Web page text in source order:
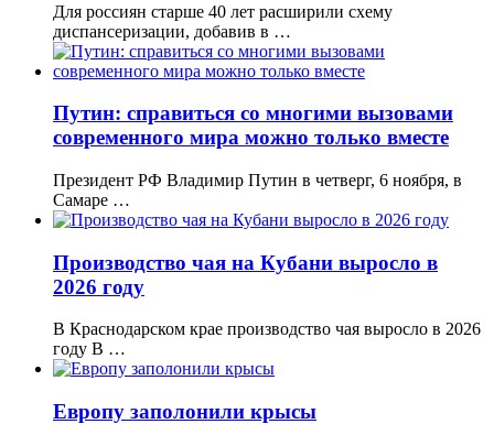
Для россиян старше 40 лет расширили схему
диспансеризации, добавив в …
Путин: справиться со многими вызовами
современного мира можно только вместе
Президент РФ Владимир Путин в четверг, 6 ноября, в
Самаре …
Производство чая на Кубани выросло в
2026 году
В Краснодарском крае производство чая выросло в 2026
году В …
Европу заполонили крысы